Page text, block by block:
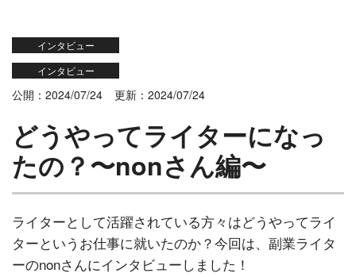
インタビュー
インタビュー
公開：2024/07/24 更新：2024/07/24
どうやってライターになっ
たの？〜nonさん編〜
ライターとして活躍されている方々はどうやってライ
ターというお仕事に就いたのか？今回は、副業ライタ
ーのnonさんにインタビューしました！